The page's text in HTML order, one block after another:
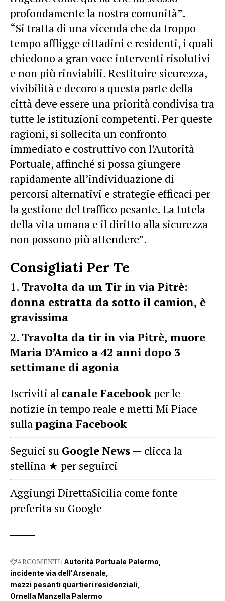
profondamente la nostra comunità”.
“Si tratta di una vicenda che da troppo
tempo affligge cittadini e residenti, i quali
chiedono a gran voce interventi risolutivi
e non più rinviabili. Restituire sicurezza,
vivibilità e decoro a questa parte della
città deve essere una priorità condivisa tra
tutte le istituzioni competenti. Per queste
ragioni, si sollecita un confronto
immediato e costruttivo con l’Autorità
Portuale, affinché si possa giungere
rapidamente all’individuazione di
percorsi alternativi e strategie efficaci per
la gestione del traffico pesante. La tutela
della vita umana e il diritto alla sicurezza
non possono più attendere”.
Consigliati Per Te
Travolta da un Tir in via Pitrè:
donna estratta da sotto il camion, è
gravissima
Travolta da tir in via Pitrè, muore
Maria D’Amico a 42 anni dopo 3
settimane di agonia
Iscriviti al canale Facebookper le
notizie in tempo reale e metti Mi Piace
sullapagina Facebook
Seguici su Google News — clicca la
stellina ★ per seguirci
Aggiungi DirettaSicilia come fonte
preferita su Google
ARGOMENTI: Autorità Portuale Palermo
incidente via dell'Arsenale
mezzi pesanti quartieri residenziali
Ornella Manzella Palermo